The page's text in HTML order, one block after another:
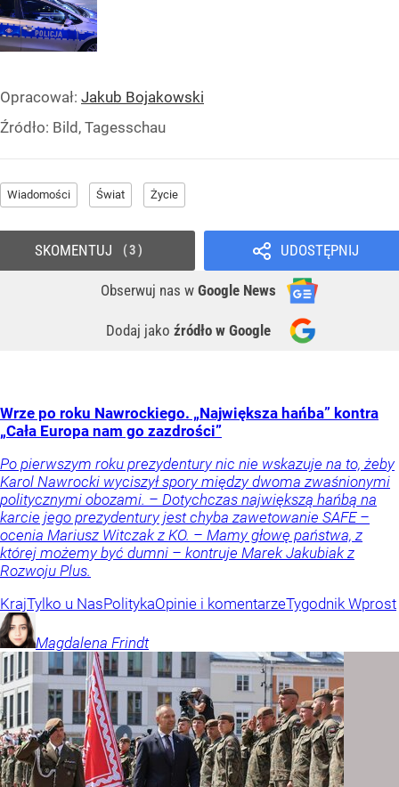
Opracował: Jakub Bojakowski
Źródło: Bild, Tagesschau
Wiadomości Świat Życie
UDOSTĘPNIJ
Obserwuj nas w Google News
Dodaj jako źródło w Google
SKOMENTUJ 3
Wrze po roku Nawrockiego. „Największa hańba” kontra
„Cała Europa nam go zazdrości”
Po pierwszym roku prezydentury nic nie wskazuje na to, żeby
Karol Nawrocki wyciszył spory między dwoma zwaśnionymi
politycznymi obozami. – Dotychczas największą hańbą na
karcie jego prezydentury jest chyba zawetowanie SAFE –
ocenia Mariusz Witczak z KO. – Mamy głowę państwa, z
której możemy być dumni – kontruje Marek Jakubiak z
Rozwoju Plus.
KrajTylko u NasPolitykaOpinie i komentarzeTygodnik Wprost
Magdalena Frindt